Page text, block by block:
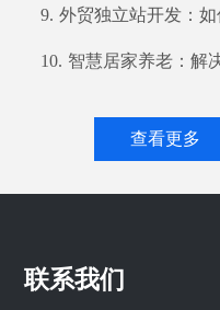
查看更多
9. 外贸独立站开发：如何选择合适的开
10. 智慧居家养老：解决养老难题
联系我们